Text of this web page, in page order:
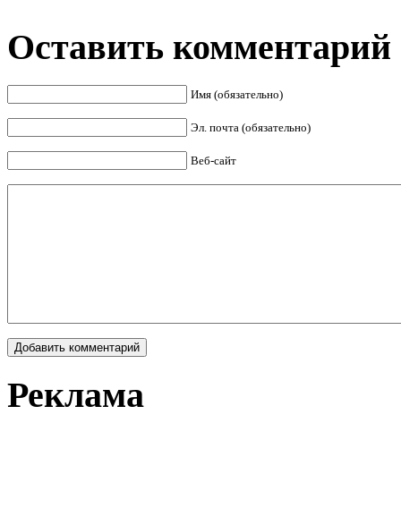
Оставить комментарий
Имя (обязательно)
Эл. почта (обязательно)
Веб-сайт
Реклама